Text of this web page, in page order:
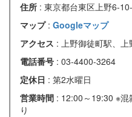
住所 : 東京都台東区上野6-
マップ : Googleマップ
アクセス : 上野御徒町駅、
電話番号 : 03-4400-3264
定休日 : 第2水曜日
営業時間 : 12:00～19:30 ※混
り